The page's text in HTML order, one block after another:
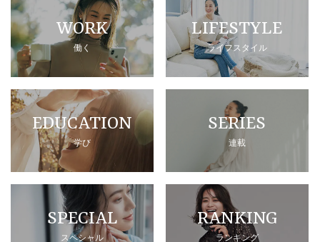
WORK
働く
LIFESTYLE
ライフスタイル
EDUCATION
学び
SERIES
連載
SPECIAL
スペシャル
RANKING
ランキング